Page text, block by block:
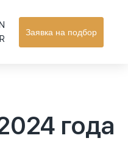
Заявка на подбор
года